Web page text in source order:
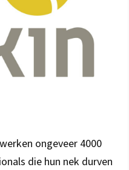
ongeveer 4000
die hun nek durven